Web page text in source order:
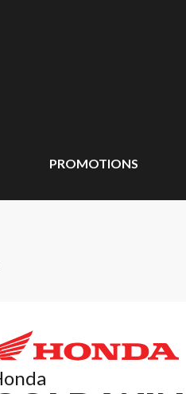
PROMOTIONS